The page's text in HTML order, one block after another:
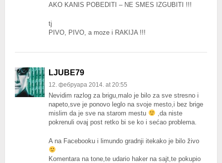
AKO KANIS POBEDITI – NE SMES IZGUBITI !!!
tj
PIVO, PIVO, a moze i RAKIJA !!!
LJUBE79
12. фебруара 2014. at 20:55
Nevidim razlog za brigu,malo je bilo za sve stresno i
napeto,sve je ponovo leglo na svoje mesto,i bez brige
mislim da je sve na starom mestu
,da niste
pokrenuli ovaj post retko bi se ko i sećao problema.
A na Facebooku i limundo gradnji itekako je bilo živo
Komentara na tone,te udario haker na sajt,te pokupio